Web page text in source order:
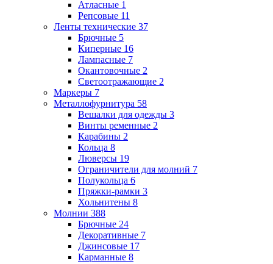
Атласные 1
Репсовые 11
Ленты технические 37
Брючные 5
Киперные 16
Лампасные 7
Окантовочные 2
Светоотражающие 2
Маркеры 7
Металлофурнитура 58
Вешалки для одежды 3
Винты ременные 2
Карабины 2
Кольца 8
Люверсы 19
Ограничители для молний 7
Полукольца 6
Пряжки-рамки 3
Хольнитены 8
Молнии 388
Брючные 24
Декоративные 7
Джинсовые 17
Карманные 8